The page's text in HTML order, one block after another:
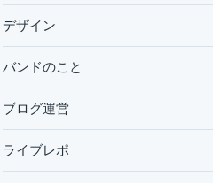
デザイン
バンドのこと
ブログ運営
ライブレポ